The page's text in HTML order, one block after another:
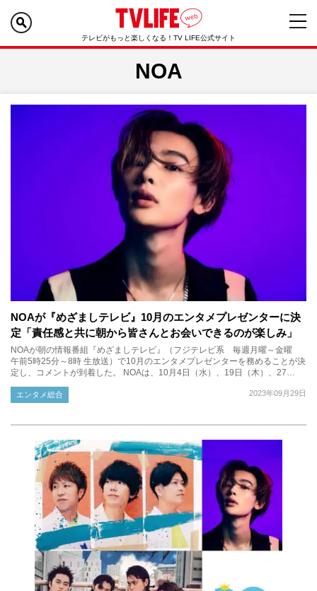
テレビがもっと楽しくなる！TV LIFE公式サイト
NOA
NOAが『めざましテレビ』10月のエンタメプレゼンターに決
定「責任感と共に朝から皆さんとお会いできるのが楽しみ」
NOAが朝の情報番組『めざましテレビ』（フジテレビ系 毎週月曜～金曜
午前5時25分～8時 生放送）で10月のエンタメプレゼンターを務めることが決
定し、コメントが到着した。 NOAは、10月4日（水）、19日（木）、27…
2023年09月29日
エンタメ総合